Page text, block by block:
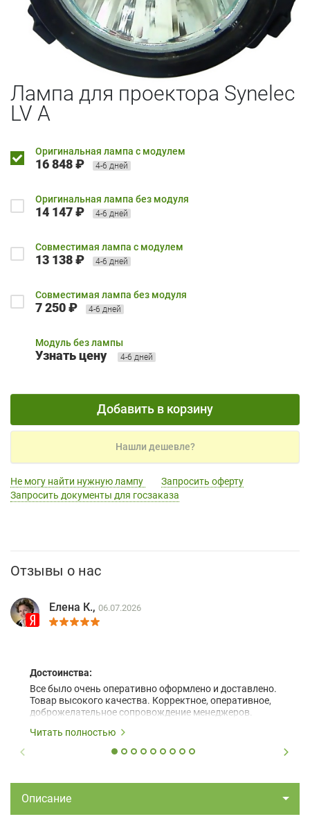
Лампа для проектора Synelec
LV A
Оригинальная лампа с модулем
16 848 ₽ 4-6 дней
Оригинальная лампа без модуля
14 147 ₽ 4-6 дней
Совместимая лампа с модулем
13 138 ₽ 4-6 дней
Совместимая лампа без модуля
7 250 ₽ 4-6 дней
Модуль без лампы
Узнать цену 4-6 дней
Добавить в корзину
Нашли дешевле?
Не могу найти нужную лампу
Запросить оферту
Запросить документы для госзаказа
Отзывы о нас
Елена К., 06.07.2026
Достоинства:
Все было очень оперативно оформлено и доставлено.
Товар высокого качества. Корректное, оперативное,
доброжелательное сопровождение менеджеров.
Читать полностью
Описание